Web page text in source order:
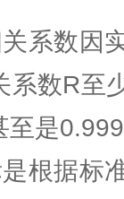
系数因
系数R至
至是
根据标